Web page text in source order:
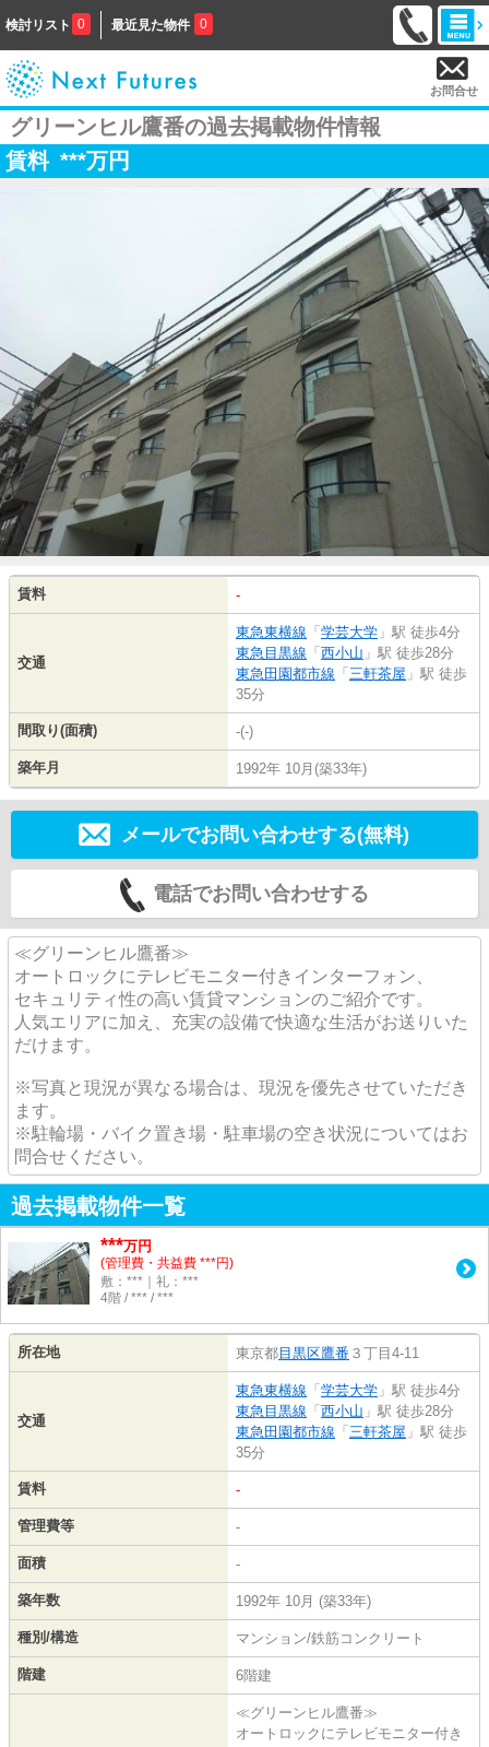
検討リスト 0 最近見た物件 0
お問合せ
グリーンヒル鷹番の過去掲載物件情報
賃料 ***万円
賃料 -
交通
東急東横線 「 学芸大学 」駅 徒歩4分
東急目黒線 「 西小山 」駅 徒歩28分
東急田園都市線 「 三軒茶屋 」駅 徒歩
35分
間取り(面積) -(-)
築年月 1992年 10月(築33年)
メールでお問い合わせする(無料)
電話でお問い合わせする
≪グリーンヒル鷹番≫
オートロックにテレビモニター付きインターフォン、
セキュリティ性の高い賃貸マンションのご紹介です。
人気エリアに加え、充実の設備で快適な生活がお送りいた
だけます。
※写真と現況が異なる場合は、現況を優先させていただき
ます。
※駐輪場・バイク置き場・駐車場の空き状況についてはお
問合せください。
過去掲載物件一覧
***万円
(管理費・共益費 ***円)
敷：***｜礼：***
4階 / *** / ***
所在地 東京都目黒区鷹番 ３丁目4-11
交通
東急東横線 「 学芸大学 」駅 徒歩4分
東急目黒線 「 西小山 」駅 徒歩28分
東急田園都市線 「 三軒茶屋 」駅 徒歩
35分
賃料 -
管理費等 -
面積 -
築年数 1992年 10月 (築33年)
種別/構造 マンション/鉄筋コンクリート
階建 6階建
≪グリーンヒル鷹番≫
オートロックにテレビモニター付き